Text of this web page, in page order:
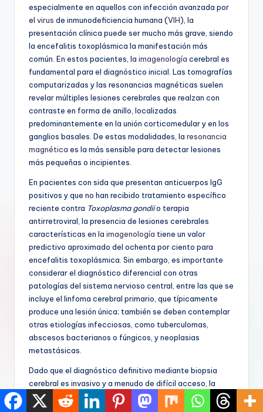
especialmente en aquellos con infección avanzada por
el virus de inmunodeficiencia humana (VIH), la
presentación clínica puede ser mucho más grave, siendo
la encefalitis toxoplásmica la manifestación más
común. En estos pacientes, la imagenología cerebral es
fundamental para el diagnóstico inicial. Las tomografías
computarizadas y las resonancias magnéticas suelen
revelar múltiples lesiones cerebrales que realzan con
contraste en forma de anillo, localizadas
predominantemente en la unión corticomedular y en los
ganglios basales. De estas modalidades, la resonancia
magnética es la más sensible para detectar lesiones
más pequeñas o incipientes.
En pacientes con sida que presentan anticuerpos IgG
positivos y que no han recibido tratamiento específico
reciente contra Toxoplasma gondiio terapia
antirretroviral, la presencia de lesiones cerebrales
características en la imagenología tiene un valor
predictivo aproximado del ochenta por ciento para
encefalitis toxoplásmica. Sin embargo, es importante
considerar el diagnóstico diferencial con otras
patologías del sistema nervioso central, entre las que se
incluye el linfoma cerebral primario, que típicamente
produce una lesión única; también se deben contemplar
otras etiologías infecciosas, como tuberculomas,
abscesos bacterianos o fúngicos, y neoplasias
metastásicas.
Dado que el diagnóstico definitivo mediante biopsia
cerebral es invasivo y a menudo de difícil acceso, la
confirmación clínica suele obtenerse mediante un
enfoque terapéutico. La administración de tratamiento